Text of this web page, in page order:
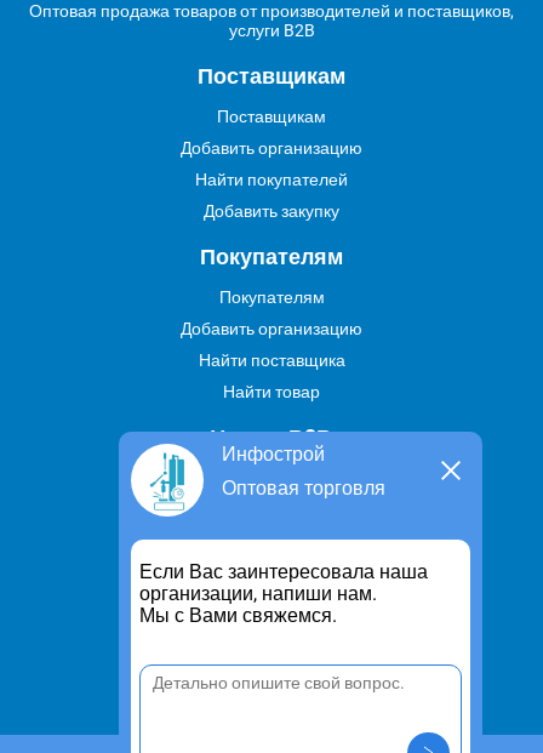
Инфострой
Оптовая торговля
Если Вас заинтересовала наша
организации, напиши нам.
Мы с Вами свяжемся.
Оптовая продажа товаров от производителей и поставщиков,
услуги B2B
Поставщикам
Поставщикам
Добавить организацию
Найти покупателей
Добавить закупку
Покупателям
Покупателям
Добавить организацию
Найти поставщика
Найти товар
Услуги В2В
Найти услугу
Предложить свою услугу
Дропшиппинг
Транспортные услуги
Информация
Политика конфиденциальности